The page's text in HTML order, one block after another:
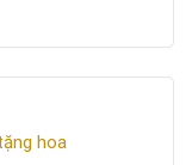
hoa